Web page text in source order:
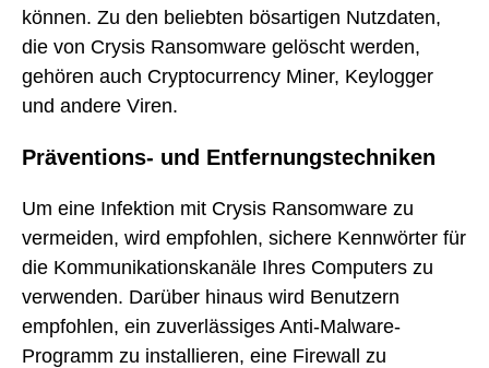
können. Zu den beliebten bösartigen Nutzdaten,
die von Crysis Ransomware gelöscht werden,
gehören auch Cryptocurrency Miner, Keylogger
und andere Viren.
Präventions- und Entfernungstechniken
Um eine Infektion mit Crysis Ransomware zu
vermeiden, wird empfohlen, sichere Kennwörter für
die Kommunikationskanäle Ihres Computers zu
verwenden. Darüber hinaus wird Benutzern
empfohlen, ein zuverlässiges Anti-Malware-
Programm zu installieren, eine Firewall zu